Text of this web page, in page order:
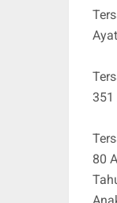
351
80